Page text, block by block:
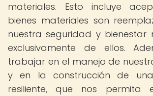
materiales. Esto incluye
bienes materiales son
nuestra seguridad y bienestar
exclusivamente de ellos.
trabajar en el manejo de
y en la construcción de
resiliente, que nos permita